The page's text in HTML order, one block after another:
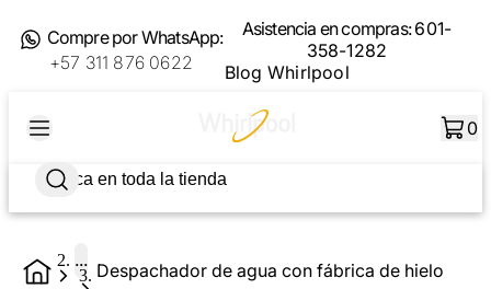
Compre por WhatsApp:
+57 311 876 0622
Asistencia en compras:601-
358-1282
Blog Whirlpool
0
... Despachador de agua con fábrica de hielo